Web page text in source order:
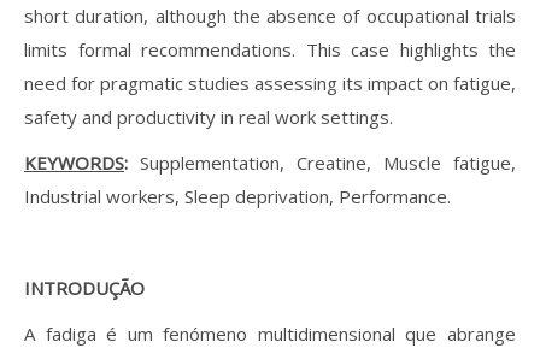
short duration, although the absence of occupational trials
limits formal recommendations. This case highlights the
need for pragmatic studies assessing its impact on fatigue,
safety and productivity in real work settings.
KEYWORDS: Supplementation, Creatine, Muscle fatigue,
Industrial workers, Sleep deprivation, Performance.
INTRODUÇÃO
A fadiga é um fenómeno multidimensional que abrange